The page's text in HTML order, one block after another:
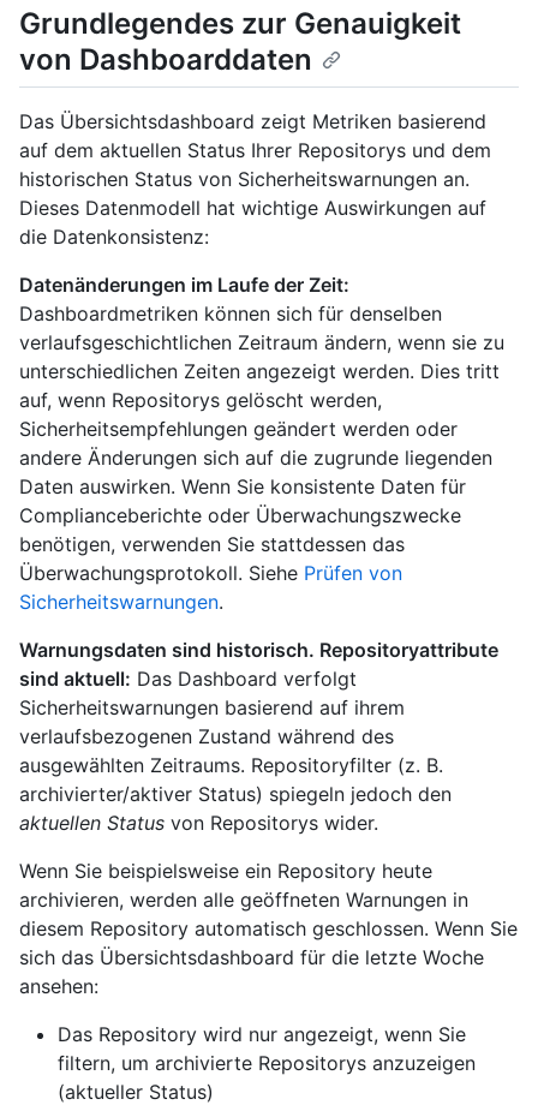
Grundlegendes zur Genauigkeit
von Dashboarddaten
Das Übersichtsdashboard zeigt Metriken basierend
auf dem aktuellen Status Ihrer Repositorys und dem
historischen Status von Sicherheitswarnungen an.
Dieses Datenmodell hat wichtige Auswirkungen auf
die Datenkonsistenz:
Datenänderungen im Laufe der Zeit:
Dashboardmetriken können sich für denselben
verlaufsgeschichtlichen Zeitraum ändern, wenn sie zu
unterschiedlichen Zeiten angezeigt werden. Dies tritt
auf, wenn Repositorys gelöscht werden,
Sicherheitsempfehlungen geändert werden oder
andere Änderungen sich auf die zugrunde liegenden
Daten auswirken. Wenn Sie konsistente Daten für
Complianceberichte oder Überwachungszwecke
benötigen, verwenden Sie stattdessen das
Überwachungsprotokoll. Siehe Prüfen von
Sicherheitswarnungen.
Warnungsdaten sind historisch. Repositoryattribute
sind aktuell: Das Dashboard verfolgt
Sicherheitswarnungen basierend auf ihrem
verlaufsbezogenen Zustand während des
ausgewählten Zeitraums. Repositoryfilter (z. B.
archivierter/aktiver Status) spiegeln jedoch den
aktuellen Status von Repositorys wider.
Wenn Sie beispielsweise ein Repository heute
archivieren, werden alle geöffneten Warnungen in
diesem Repository automatisch geschlossen. Wenn Sie
sich das Übersichtsdashboard für die letzte Woche
ansehen:
Das Repository wird nur angezeigt, wenn Sie
filtern, um archivierte Repositorys anzuzeigen
(aktueller Status)